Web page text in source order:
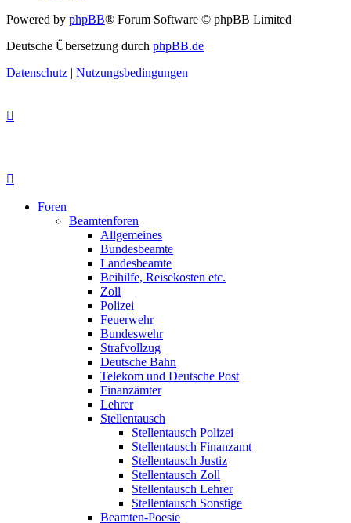
Powered by phpBB® Forum Software © phpBB Limited
Deutsche Übersetzung durch phpBB.de
Datenschutz | Nutzungsbedingungen
Foren
Beamtenforen
Allgemeines
Bundesbeamte
Landesbeamte
Beihilfe, Reisekosten etc.
Zoll
Polizei
Feuerwehr
Bundeswehr
Strafvollzug
Deutsche Bahn
Telekom und Deutsche Post
Finanzämter
Lehrer
Stellentausch
Stellentausch Polizei
Stellentausch Finanzamt
Stellentausch Justiz
Stellentausch Zoll
Stellentausch Lehrer
Stellentausch Sonstige
Beamten-Poesie